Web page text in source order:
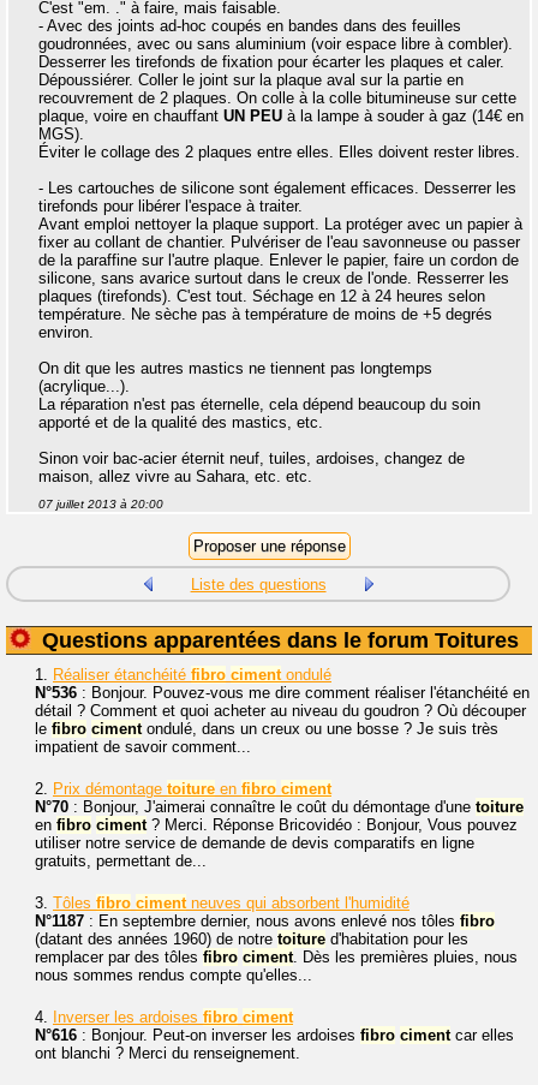
C'est "em. ." à faire, mais faisable.
- Avec des joints ad-hoc coupés en bandes dans des feuilles
goudronnées, avec ou sans aluminium (voir espace libre à combler).
Desserrer les tirefonds de fixation pour écarter les plaques et caler.
Dépoussiérer. Coller le joint sur la plaque aval sur la partie en
recouvrement de 2 plaques. On colle à la colle bitumineuse sur cette
plaque, voire en chauffant UN PEU à la lampe à souder à gaz (14€ en
MGS).
Éviter le collage des 2 plaques entre elles. Elles doivent rester libres.
- Les cartouches de silicone sont également efficaces. Desserrer les
tirefonds pour libérer l'espace à traiter.
Avant emploi nettoyer la plaque support. La protéger avec un papier à
fixer au collant de chantier. Pulvériser de l'eau savonneuse ou passer
de la paraffine sur l'autre plaque. Enlever le papier, faire un cordon de
silicone, sans avarice surtout dans le creux de l'onde. Resserrer les
plaques (tirefonds). C'est tout. Séchage en 12 à 24 heures selon
température. Ne sèche pas à température de moins de +5 degrés
environ.
On dit que les autres mastics ne tiennent pas longtemps
(acrylique...).
La réparation n'est pas éternelle, cela dépend beaucoup du soin
apporté et de la qualité des mastics, etc.
Sinon voir bac-acier éternit neuf, tuiles, ardoises, changez de
maison, allez vivre au Sahara, etc. etc.
07 juillet 2013 à 20:00
Liste des questions
Questions apparentées dans le forum Toitures
1. Réaliser étanchéité fibro cimentondulé
N°536 : Bonjour. Pouvez-vous me dire comment réaliser l'étanchéité en
détail ? Comment et quoi acheter au niveau du goudron ? Où découper
le fibro cimentondulé, dans un creux ou une bosse ? Je suis très
impatient de savoir comment...
2. Prix démontage toiture en fibro ciment
N°70 : Bonjour, J'aimerai connaître le coût du démontage d'une toiture
en fibro ciment? Merci. Réponse Bricovidéo : Bonjour, Vous pouvez
utiliser notre service de demande de devis comparatifs en ligne
gratuits, permettant de...
3. Tôles fibro cimentneuves qui absorbent l'humidité
N°1187 : En septembre dernier, nous avons enlevé nos tôles fibro
(datant des années 1960) de notre toiture d'habitation pour les
remplacer par des tôles fibro ciment. Dès les premières pluies, nous
nous sommes rendus compte qu'elles...
4. Inverser les ardoises fibro ciment
N°616 : Bonjour. Peut-on inverser les ardoises fibro cimentcar elles
ont blanchi ? Merci du renseignement.